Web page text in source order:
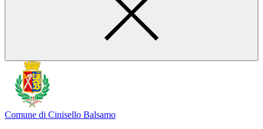
Comune di Cinisello Balsamo